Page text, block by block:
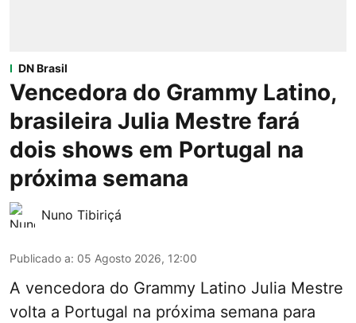
DN Brasil
Vencedora do Grammy Latino,
brasileira Julia Mestre fará
dois shows em Portugal na
próxima semana
Nuno Tibiriçá
Publicado a: 05 Agosto 2026, 12:00
A vencedora do Grammy Latino Julia Mestre
volta a Portugal na próxima semana para